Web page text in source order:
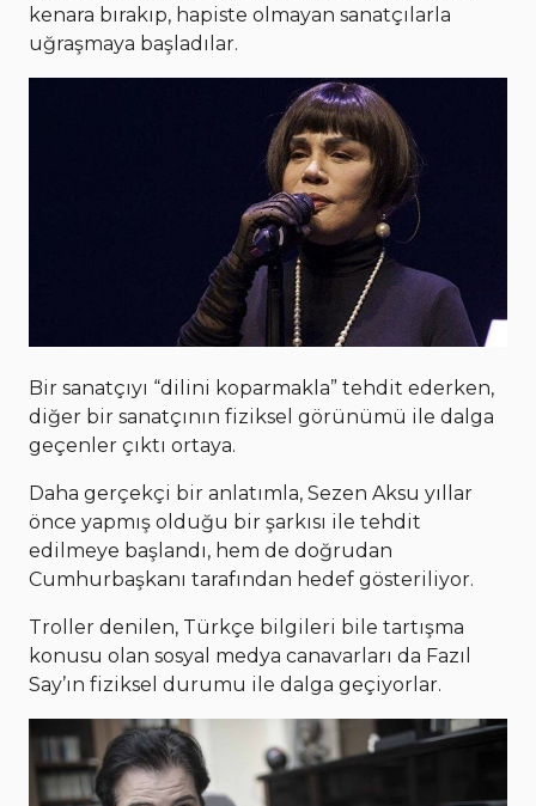
kenara bırakıp, hapiste olmayan sanatçılarla
uğraşmaya başladılar.
Bir sanatçıyı “dilini koparmakla” tehdit ederken,
diğer bir sanatçının fiziksel görünümü ile dalga
geçenler çıktı ortaya.
Daha gerçekçi bir anlatımla, Sezen Aksu yıllar
önce yapmış olduğu bir şarkısı ile tehdit
edilmeye başlandı, hem de doğrudan
Cumhurbaşkanı tarafından hedef gösteriliyor.
Troller denilen, Türkçe bilgileri bile tartışma
konusu olan sosyal medya canavarları da Fazıl
Say’ın fiziksel durumu ile dalga geçiyorlar.